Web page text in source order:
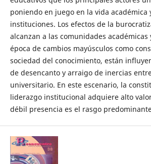
poniendo en juego en la vida académica
instituciones. Los efectos de la
alcanzan a las comunidades académicas
época de cambios mayúsculos como
sociedad del conocimiento, están
de desencanto y arraigo de inercias
universitario. En este escenario, la
liderazgo institucional adquiere alto
débil presencia es el rasgo